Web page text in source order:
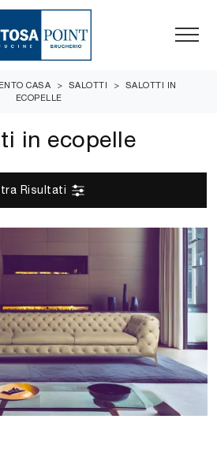
CASA > SALOTTI >
SALOTTI IN
ECOPELLE
in ecopelle
Risultati